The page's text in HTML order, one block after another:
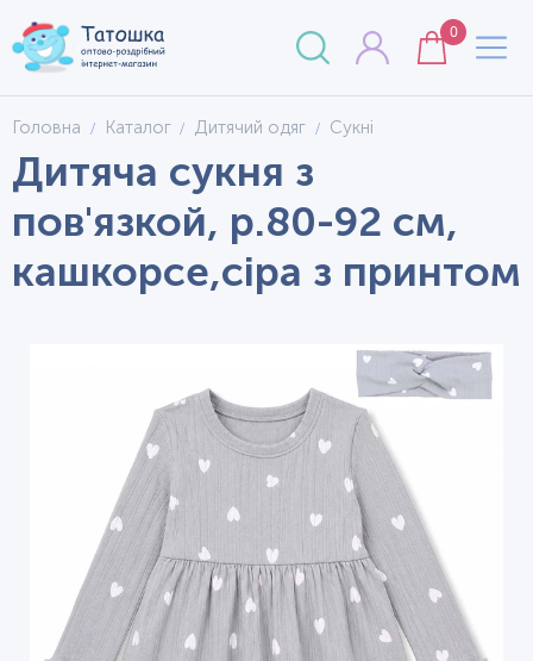
0
Головна Каталог Дитячий одяг Сукні
Дитяча сукня з
пов'язкой, р.80-92 см,
кашкорсе,сіра з принтом